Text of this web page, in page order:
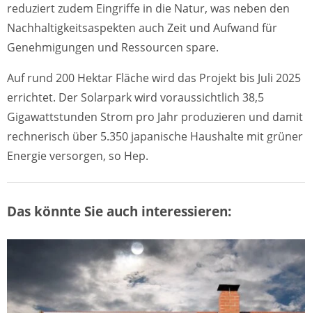
reduziert zudem Eingriffe in die Natur, was neben den
Nachhaltigkeitsaspekten auch Zeit und Aufwand für
Genehmigungen und Ressourcen spare.
Auf rund 200 Hektar Fläche wird das Projekt bis Juli 2025
errichtet. Der Solarpark wird voraussichtlich 38,5
Gigawattstunden Strom pro Jahr produzieren und damit
rechnerisch über 5.350 japanische Haushalte mit grüner
Energie versorgen, so Hep.
Das könnte Sie auch interessieren: